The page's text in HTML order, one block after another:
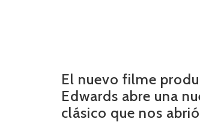
El nuevo filme
Edwards abre una
clásico que nos